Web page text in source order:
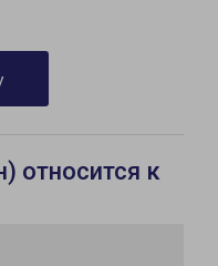
относится к